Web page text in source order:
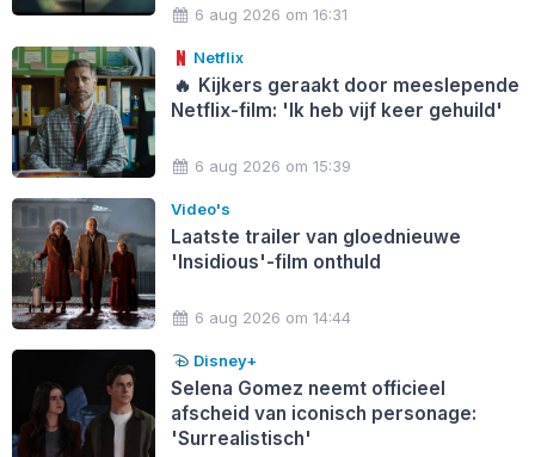
6 aug 2026 om 16:31
Netflix
🔥 Kijkers geraakt door meeslepende
Netflix-film: 'Ik heb vijf keer gehuild'
6 aug 2026 om 15:39
Video's
Laatste trailer van gloednieuwe
'Insidious'-film onthuld
6 aug 2026 om 14:44
Disney+
Selena Gomez neemt officieel
afscheid van iconisch personage:
'Surrealistisch'